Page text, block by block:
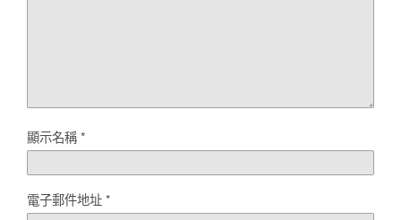
顯示名稱*
電子郵件地址*